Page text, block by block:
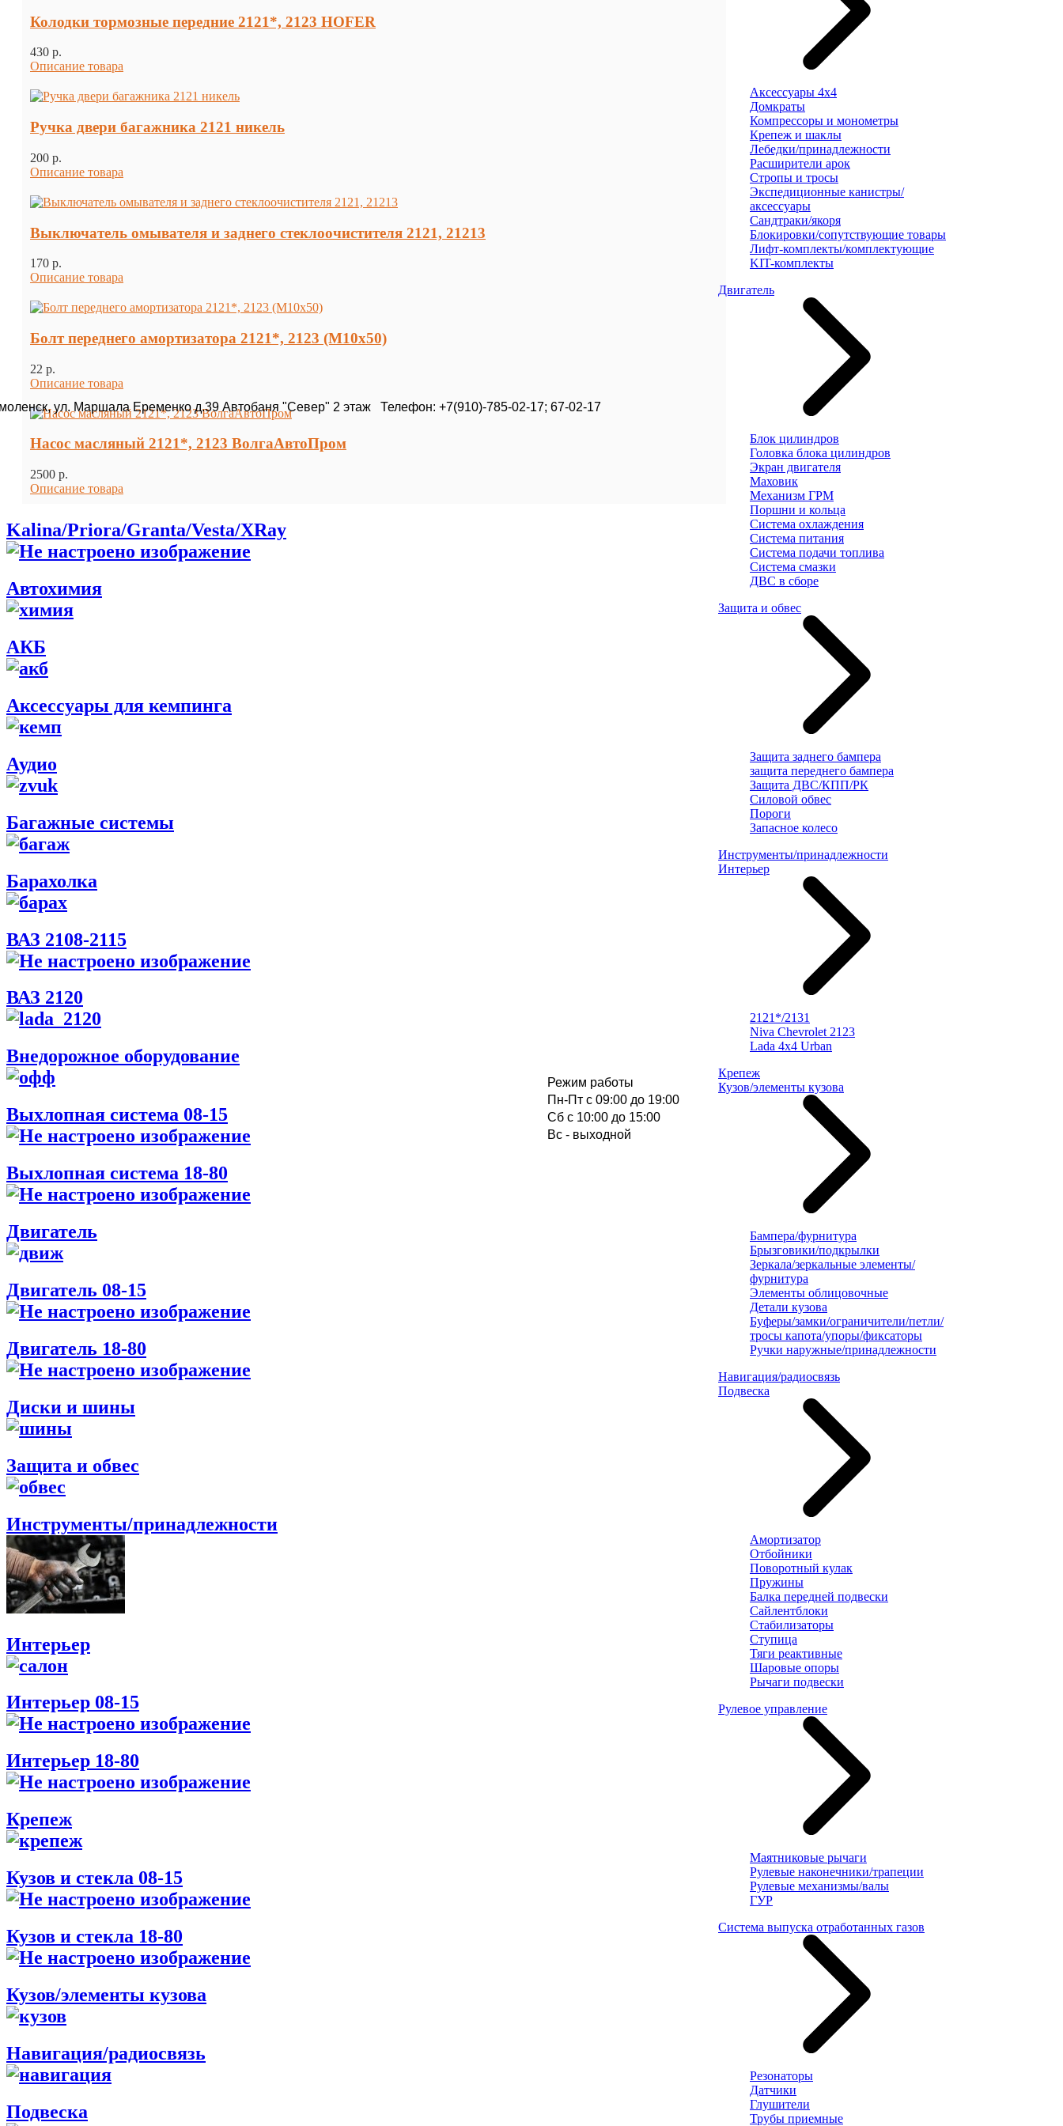
Режим работы
Пн-Пт с 09:00 до 19:00
Cб с 10:00 до 15:00
Вс - выходной
ул. Маршала Еременко д.39 Автобаня "Север" 2 этаж Телефон: +7(910)-785-02-17; 67-02-17
Колодки тормозные передние 2121*, 2123 HOFER
430 p.
Описание товара
Ручка двери багажника 2121 никель
200 p.
Описание товара
Выключатель омывателя и заднего стеклоочистителя 2121, 21213
170 p.
Описание товара
Болт переднего амортизатора 2121*, 2123 (М10х50)
22 p.
Описание товара
Насос масляный 2121*, 2123 ВолгаАвтоПром
2500 p.
Описание товара
Kalina/Priora/Granta/Vesta/XRay
Автохимия
АКБ
Аксессуары для кемпинга
Аудио
Багажные системы
Барахолка
ВАЗ 2108-2115
ВАЗ 2120
Внедорожное оборудование
Выхлопная система 08-15
Выхлопная система 18-80
Двигатель
Двигатель 08-15
Двигатель 18-80
Диски и шины
Защита и обвес
Инструменты/принадлежности
Интерьер
Интерьер 08-15
Интерьер 18-80
Крепеж
Кузов и стекла 08-15
Кузов и стекла 18-80
Кузов/элементы кузова
Навигация/радиосвязь
Подвеска
Аксессуары 4х4
Домкраты
Компрессоры и монометры
Крепеж и шаклы
Лебедки/принадлежности
Расширители арок
Стропы и тросы
Экспедиционные канистры/
аксессуары
Сандтраки/якоря
Блокировки/сопутствующие товары
Лифт-комплекты/комплектующие
KIT-комплекты
Двигатель
Блок цилиндров
Головка блока цилиндров
Экран двигателя
Маховик
Механизм ГРМ
Поршни и кольца
Система охлаждения
Система питания
Система подачи топлива
Система смазки
ДВС в сборе
Защита и обвес
Защита заднего бампера
защита переднего бампера
Защита ДВС/КПП/РК
Силовой обвес
Пороги
Запасное колесо
Инструменты/принадлежности
Интерьер
2121*/2131
Niva Chevrolet 2123
Lada 4x4 Urban
Крепеж
Кузов/элементы кузова
Бампера/фурнитура
Брызговики/подкрылки
Зеркала/зеркальные элементы/
фурнитура
Элементы облицовочные
Детали кузова
Буферы/замки/ограничители/петли/
тросы капота/упоры/фиксаторы
Ручки наружные/принадлежности
Навигация/радиосвязь
Подвеска
Амортизатор
Отбойники
Поворотный кулак
Пружины
Балка передней подвески
Сайлентблоки
Стабилизаторы
Ступица
Тяги реактивные
Шаровые опоры
Рычаги подвески
Рулевое управление
Маятниковые рычаги
Рулевые наконечники/трапеции
Рулевые механизмы/валы
ГУР
Система выпуска отработанных газов
Резонаторы
Датчики
Глушители
Трубы приемные